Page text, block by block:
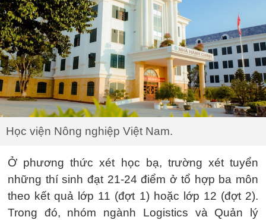
Học viện Nông nghiệp Việt Nam.
Ở phương thức xét học bạ, trường xét tuyển
những thí sinh đạt 21-24 điểm ở tổ hợp ba môn
theo kết quả lớp 11 (đợt 1) hoặc lớp 12 (đợt 2).
Trong đó, nhóm ngành Logistics và Quản lý